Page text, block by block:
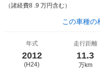
（諸経費8 .9 万円含む）
この車種の
年式
2012
(H24)
走行距離
11.3
万km